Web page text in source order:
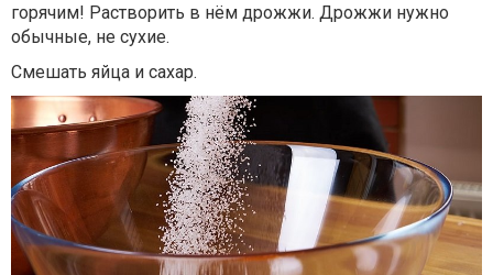
горячим! Растворить в нём дрожжи. Дрожжи нужно
обычные, не сухие.
Смешать яйца и сахар.